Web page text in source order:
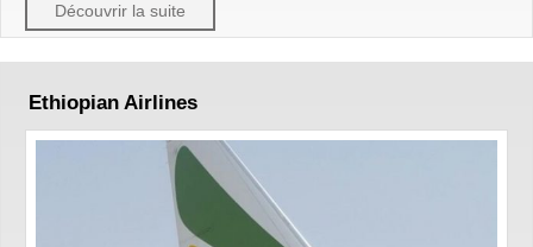
Découvrir la suite
Ethiopian Airlines